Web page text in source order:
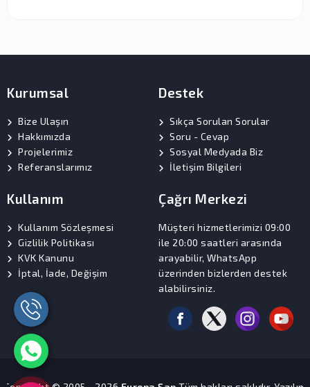
Kurumsal
Bize Ulaşın
Hakkımızda
Projelerimiz
Referanslarımız
Destek
Sıkça Sorulan Sorular
Soru - Cevap
Sosyal Medyada Biz
İletişim Bilgileri
Kullanım
Kullanım Sözleşmesi
Gizlilik Politikası
KVK Kanunu
İptal, İade, Değişim
Çağrı Merkezi
Müşteri hizmetlerimizi 09:00
ile 20:00 saatleri arasında
arayabilir, WhatsApp
üzerinden bizlerden destek
alabilirsiniz.